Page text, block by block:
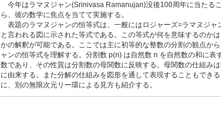
今年はラマヌジャン(Srinivasa Ramanujan)没後100周年に当たる
ら、彼の数学に焦点を当てて実施する。
表題のラマヌジャンの恒等式は、一般にはロジャーズ=ラマヌジャ
と言われる図に示された等式である。この等式が何を意味するのか
かの解釈が可能である。ここでは主に初等的な整数の分割の観点か
ャンの恒等式を理解する。分割数 p(n) は自然数 n を自然数の和に表
数であり、その性質は分割数の母関数に反映する。母関数の仕組み
に由来する。また分解の仕組みを図形を通して表現することもでき
に、別の無限次元リー環による見方も紹介する。